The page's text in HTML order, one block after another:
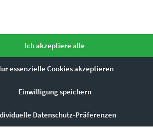
beruhigt. Es hat einen nostalgischen
Fotokünstler und Raumgestalter das
Ich akzeptiere alle
essenzielle Cookies akzeptieren
Einwilligung speichern
Datenschutz-Präferenzen